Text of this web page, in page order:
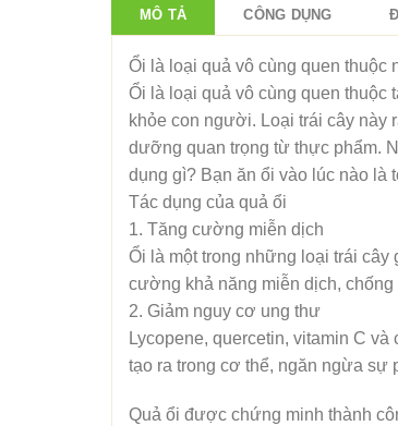
MÔ TẢ CÔNG DỤNG
Ổi là loại quả vô cùng quen
Ổi là loại quả vô cùng quen
khỏe con người. Loại trái cây này
dưỡng quan trọng từ thực phẩm.
dụng gì? Bạn ăn ổi vào lúc nào là
Tác dụng của quả ổi
1. Tăng cường miễn dịch
Ổi là một trong những loại trái
cường khả năng miễn dịch,
2. Giảm nguy cơ ung thư
Lycopene, quercetin, vitamin C
tạo ra trong cơ thể, ngăn ngừa sự
Quả ổi được chứng minh thành